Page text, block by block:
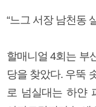
“느그 서장 남천동
할매니얼 4회는 부
당을 찾았다. 우뚝
로 넘실대는 하얀